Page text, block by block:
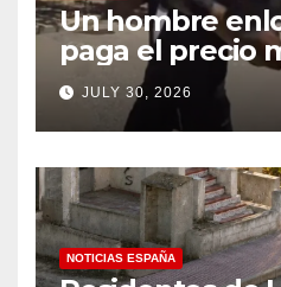
Un hombre
paga el precio
después de
a un tiroteo
condado de
(VIDEO) * The
Pundit * por
Linebarger
JULY 30, 2026
NOTICIAS ESPAÑA